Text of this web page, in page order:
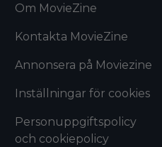
Om MovieZine
Kontakta MovieZine
Annonsera på Moviezine
Inställningar för cookies
Personuppgiftspolicy
och cookiepolicy